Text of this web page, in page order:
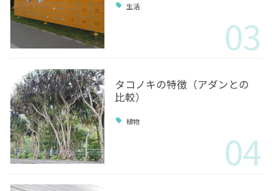
生活
03
タコノキの特徴（アダンとの
比較）
植物
04